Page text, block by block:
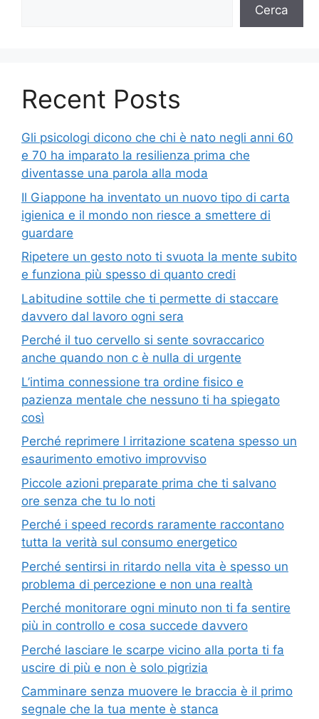
Cerca
Recent Posts
Gli psicologi dicono che chi è nato negli anni 60
e 70 ha imparato la resilienza prima che
diventasse una parola alla moda
Il Giappone ha inventato un nuovo tipo di carta
igienica e il mondo non riesce a smettere di
guardare
Ripetere un gesto noto ti svuota la mente subito
e funziona più spesso di quanto credi
Labitudine sottile che ti permette di staccare
davvero dal lavoro ogni sera
Perché il tuo cervello si sente sovraccarico
anche quando non c è nulla di urgente
L’intima connessione tra ordine fisico e
pazienza mentale che nessuno ti ha spiegato
così
Perché reprimere l irritazione scatena spesso un
esaurimento emotivo improvviso
Piccole azioni preparate prima che ti salvano
ore senza che tu lo noti
Perché i speed records raramente raccontano
tutta la verità sul consumo energetico
Perché sentirsi in ritardo nella vita è spesso un
problema di percezione e non una realtà
Perché monitorare ogni minuto non ti fa sentire
più in controllo e cosa succede davvero
Perché lasciare le scarpe vicino alla porta ti fa
uscire di più e non è solo pigrizia
Camminare senza muovere le braccia è il primo
segnale che la tua mente è stanca